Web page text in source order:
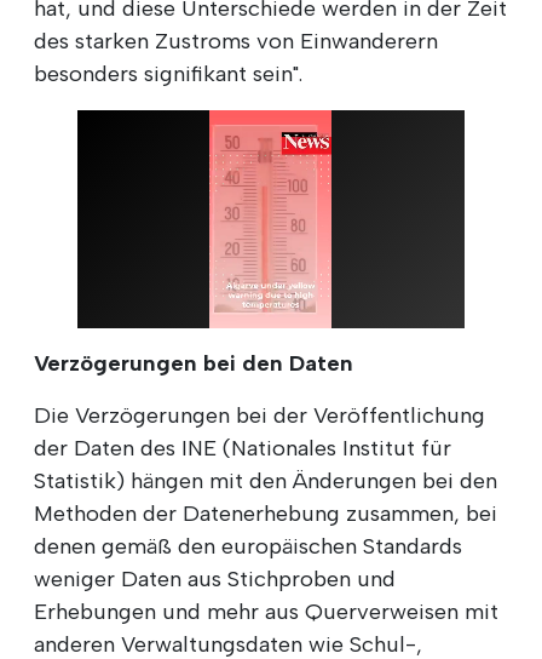
hat, und diese Unterschiede werden in der Zeit
des starken Zustroms von Einwanderern
besonders signifikant sein".
Verzögerungen bei den Daten
Die Verzögerungen bei der Veröffentlichung
der Daten des INE (Nationales Institut für
Statistik) hängen mit den Änderungen bei den
Methoden der Datenerhebung zusammen, bei
denen gemäß den europäischen Standards
weniger Daten aus Stichproben und
Erhebungen und mehr aus Querverweisen mit
anderen Verwaltungsdaten wie Schul-,